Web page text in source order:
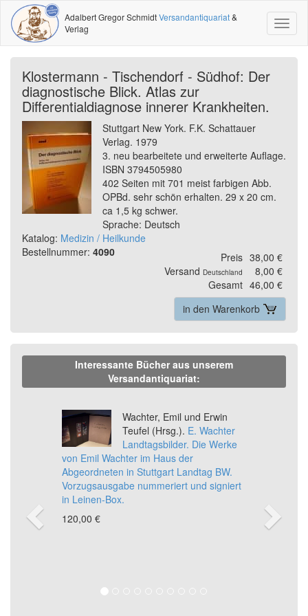
Adalbert Gregor SchmidtVersandantiquariat&
Verlag
Klostermann - Tischendorf - Südhof: Der
diagnostische Blick. Atlas zur
Differentialdiagnose innerer Krankheiten.
Stuttgart New York. F.K. Schattauer
Verlag. 1979
3. neu bearbeitete und erweiterte Auflage.
ISBN 3794505980
402 Seiten mit 701 meist farbigen Abb.
OPBd. sehr schön erhalten. 29 x 20 cm.
ca 1,5 kg schwer.
Sprache: Deutsch
Katalog: Medizin / Heilkunde
Bestellnummer: 4090 Preis 38,00 €
Versand Deutschland
8,00 €
Gesamt 46,00 €
in den Warenkorb
Interessante Bücher aus unserem
Versandantiquariat:
Wachter, Emil und Erwin
Teufel (Hrsg.). E. Wachter
Landtagsbilder. Die Werke
von Emil Wachter im Haus der
Abgeordneten in Stuttgart Landtag BW.
Vorzugsausgabe nummeriert und signiert
in Leinen-Box.
120,00 €
Previous